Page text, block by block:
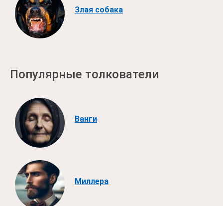
Злая собака
Популярные толкователи
Ванги
Миллера